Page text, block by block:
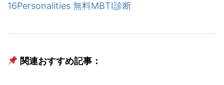
16Personalities 無料MBTI診断
関連おすすめ記事：